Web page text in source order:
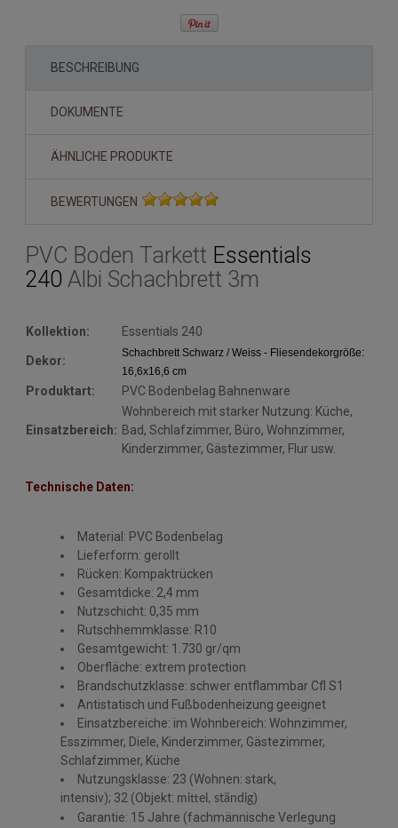
BESCHREIBUNG
DOKUMENTE
ÄHNLICHE PRODUKTE
BEWERTUNGEN
PVC Boden Tarkett Essentials
240 Albi Schachbrett 3m
Kollektion: Essentials 240
Dekor:
Schachbrett Schwarz / Weiss - Fliesendekorgröße:
16,6x16,6 cm
Produktart: PVC Bodenbelag Bahnenware
Einsatzbereich:
Wohnbereich mit starker Nutzung: Küche,
Bad, Schlafzimmer, Büro, Wohnzimmer,
Kinderzimmer, Gästezimmer, Flur usw.
Technische Daten:
Material: PVC Bodenbelag
Lieferform: gerollt
Rücken: Kompaktrücken
Gesamtdicke: 2,4 mm
Nutzschicht: 0,35 mm
Rutschhemmklasse: R10
Gesamtgewicht: 1.730 gr/qm
Oberfläche: extrem protection
Brandschutzklasse: schwer entflammbar Cfl S1
Antistatisch und Fußbodenheizung geeignet
Einsatzbereiche: im Wohnbereich: Wohnzimmer,
Esszimmer, Diele, Kinderzimmer, Gästezimmer,
Schlafzimmer, Küche
Nutzungsklasse: 23 (Wohnen: stark,
intensiv); 32 (Objekt: mittel, ständig)
Garantie: 15 Jahre (fachmännische Verlegung